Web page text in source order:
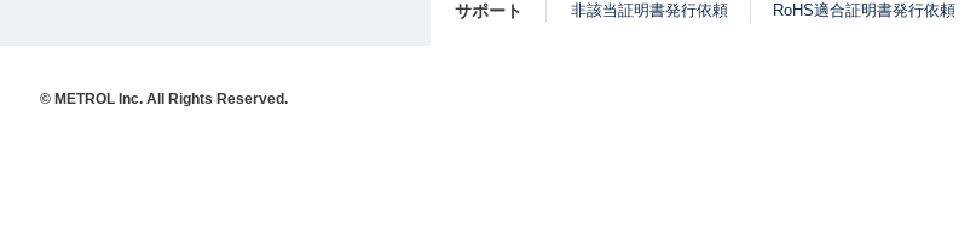
サポート 非該当証明書発行依頼 RoHS適合証明書発行依頼
© METROL Inc. All Rights Reserved.